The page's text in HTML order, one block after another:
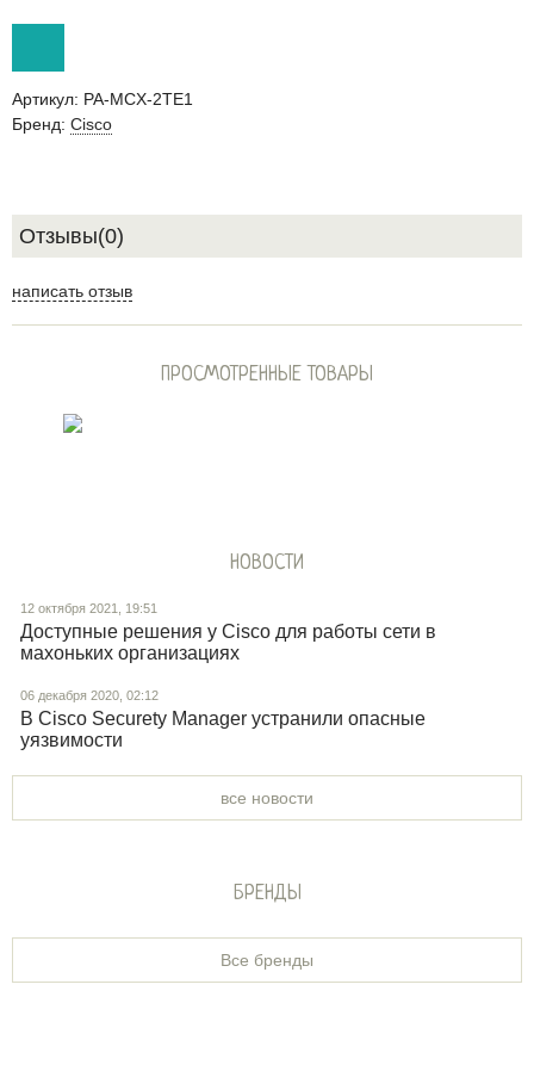
Артикул: PA-MCX-2TE1
Бренд: Cisco
Отзывы(0)
написать отзыв
ПРОСМОТРЕННЫЕ ТОВАРЫ
НОВОСТИ
12 октября 2021, 19:51
Доступные решения у Cisco для работы сети в
махоньких организациях
06 декабря 2020, 02:12
В Cisco Securety Manager устранили опасные
уязвимости
все новости
БРЕНДЫ
Все бренды